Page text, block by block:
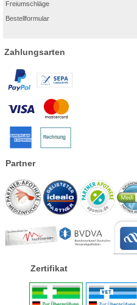
Freiumschläge
Bestellformular
Zahlungsarten
Partner
Zertifikat